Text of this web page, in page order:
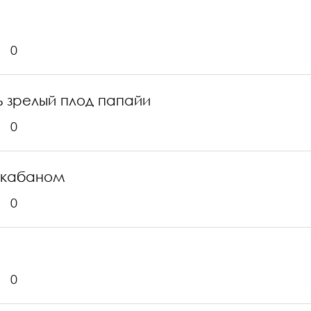
0
зрелый плод папайи
0
кабаном
0
0